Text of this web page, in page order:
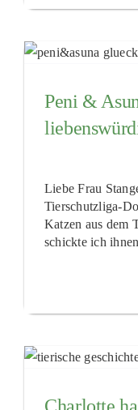
Peni &
Liebe Frau
Tierschutzliga-
Katzen aus dem
schickte ich
Charlotte